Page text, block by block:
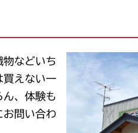
などいち
買えない一
、体験も
お問い合わ